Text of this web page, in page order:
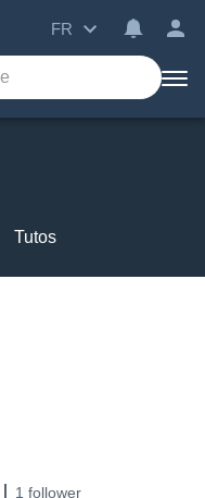
FR
Tutos
1 follower